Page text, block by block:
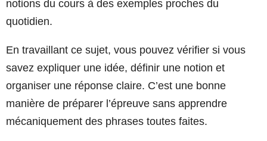
notions du cours à des exemples proches du
quotidien.
En travaillant ce sujet, vous pouvez vérifier si vous
savez expliquer une idée, définir une notion et
organiser une réponse claire. C’est une bonne
manière de préparer l’épreuve sans apprendre
mécaniquement des phrases toutes faites.